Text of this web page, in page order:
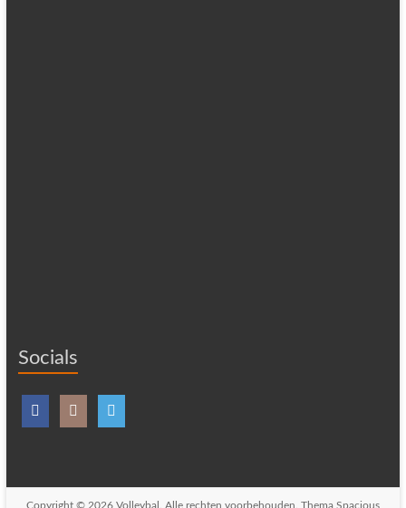
Socials
Copyright © 2026 Volleybal . Alle rechten voorbehouden. Thema Spacious